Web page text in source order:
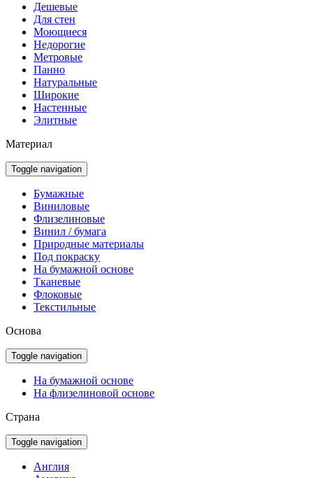
Дешевые
Для стен
Моющиеся
Недорогие
Метровые
Панно
Натуральные
Широкие
Настенные
Элитные
Материал
Toggle navigation
Бумажные
Виниловые
Флизелиновые
Винил / бумага
Природные материалы
Под покраску
На бумажной основе
Тканевые
Флоковые
Текстильные
Основа
Toggle navigation
На бумажной основе
На флизелиновой основе
Страна
Toggle navigation
Англия